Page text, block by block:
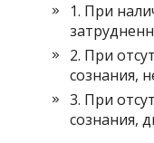
1. При
2. При
сознания,
3. При
сознания,